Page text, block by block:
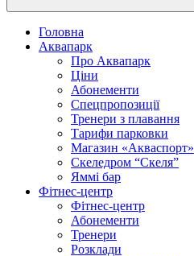
Головна
Аквапарк
Про Аквапарк
Ціни
Абонементи
Спецпропозиції
Тренери з плавання
Тарифи парковки
Магазин «Акваспорт»
Скеледром “Скеля”
Яммі бар
Фітнес-центр
Фітнес-центр
Абонементи
Тренери
Розклади